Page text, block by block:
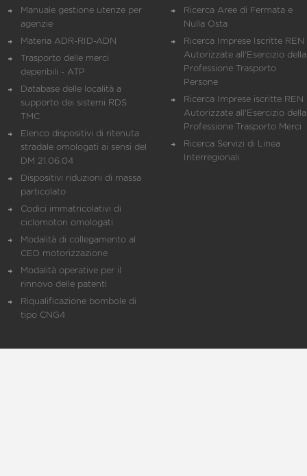
Manuale gestione utenze per
agenzie
Materia ADR-RID-ADN
Trasporto delle merci
deperibili - ATP
Database delle località a
supporto dei sistemi RDS
TMC
Elenco dispositivi di ritenuta
stradale omologati ai sensi del
DM 21.06.04
Dispositivi riduzioni di massa
particolato
Codici immatricolativi di
ciclomotori omologati
Modalità di collegamento al
CED motorizzazione
Modalità operative per il
rinnovo delle patenti
Riqualificazione bombole di
tipo CNG4
Ricerca Aree di Fermata e
Nulla Osta
Ricerca Imprese Iscritte REN
Autorizzate all'Esercizio della
Professione Trasporto
Persone
Ricerca Imprese iscritte REN
Autorizzate all'Esercizio della
Professione Trasporto Merci
Ricerca Servizi di Linea
Interregionali